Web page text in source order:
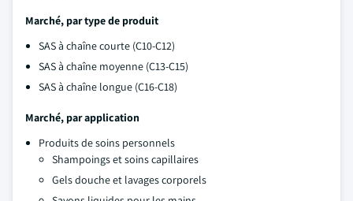
Marché, par type de produit
SAS à chaîne courte (C10-C12)
SAS à chaîne moyenne (C13-C15)
SAS à chaîne longue (C16-C18)
Marché, par application
Produits de soins personnels
Shampoings et soins capillaires
Gels douche et lavages corporels